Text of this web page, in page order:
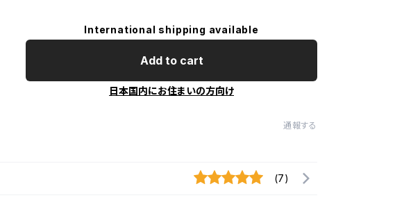
International shipping available
Add to cart
日本国内にお住まいの方向け
通報する
(7)